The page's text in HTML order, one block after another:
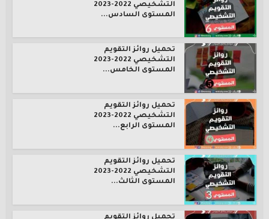
التشخيصي 2022-2023
المستوى السادس...
تحميل روائز التقويم
التشخيصي 2022-2023
المستوى الخامس...
تحميل روائز التقويم
التشخيصي 2022-2023
المستوى الرابع...
تحميل روائز التقويم
التشخيصي 2022-2023
المستوى الثالث...
تحميل روائز التقويم